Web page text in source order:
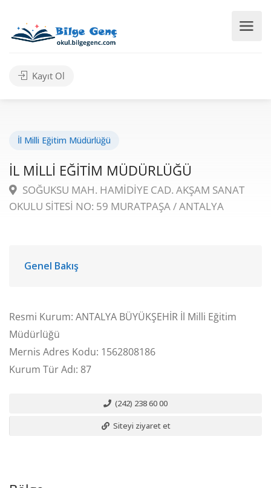
Kayıt Ol
İl Milli Eğitim Müdürlüğü
İL MİLLİ EĞİTİM MÜDÜRLÜĞÜ
SOĞUKSU MAH. HAMİDİYE CAD. AKŞAM SANAT
OKULU SİTESİ NO: 59 MURATPAŞA / ANTALYA
Genel Bakış
Resmi Kurum: ANTALYA BÜYÜKŞEHİR İl Milli Eğitim
Müdürlüğü
Mernis Adres Kodu: 1562808186
Kurum Tür Adı: 87
(242) 238 60 00
Siteyi ziyaret et